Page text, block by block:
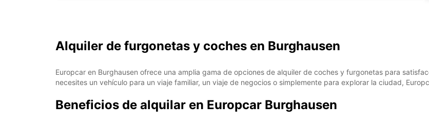
Alquiler de furgonetas y coches en Burghausen
Europcar en Burghausen ofrece una amplia gama de opciones de alquiler de coches y furgonetas para
necesites un vehículo para un viaje familiar, un viaje de negocios o simplemente para explorar la ciudad,
Beneficios de alquilar en Europcar Burghausen